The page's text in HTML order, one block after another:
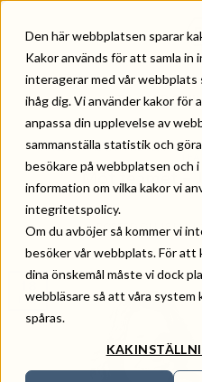
Den här webbplatsen sparar
Kakor används för att samla in
interagerar med vår webbplats
ihåg dig. Vi använder kakor för
anpassa din upplevelse av
sammanställa statistik och
besökare på webbplatsen och i
information om vilka kakor vi
integritetspolicy.
Om du avböjer så kommer vi
besöker vår webbplats. För att
dina önskemål måste vi dock
webbläsare så att våra
spåras.
content
TAG
HÅLLBARHET,NYHETER,
Möt teamet –
POSTED ON 18
18
maj